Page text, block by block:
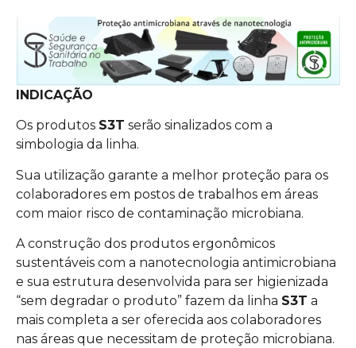
INDICAÇÃO
Os produtos S3T serão sinalizados com a
simbologia da linha.
Sua utilização garante a melhor proteção para os
colaboradores em postos de trabalhos em áreas
com maior risco de contaminação microbiana.
A construção dos produtos ergonômicos
sustentáveis com a nanotecnologia antimicrobiana
e sua estrutura desenvolvida para ser higienizada
“sem degradar o produto” fazem da linha S3T a
mais completa a ser oferecida aos colaboradores
nas áreas que necessitam de proteção microbiana.